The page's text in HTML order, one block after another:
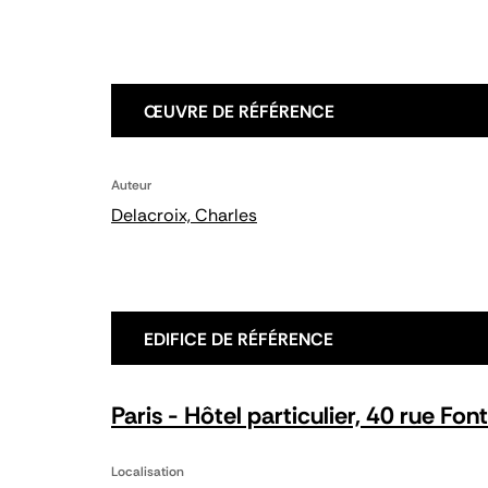
ŒUVRE DE RÉFÉRENCE
Auteur
Delacroix, Charles
EDIFICE DE RÉFÉRENCE
Paris - Hôtel particulier, 40 rue
Localisation